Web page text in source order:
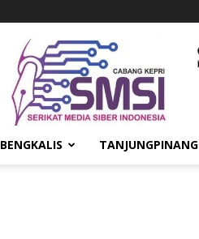
BENGKALIS TANJUNGPINANG